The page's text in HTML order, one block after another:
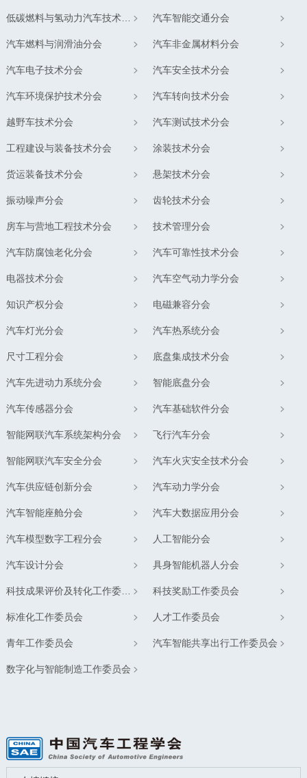
低碳燃料与氢动力汽车技术分会 汽车智能交通分会
汽车燃料与润滑油分会 汽车非金属材料分会
汽车电子技术分会 汽车安全技术分会
汽车环境保护技术分会 汽车转向技术分会
越野车技术分会 汽车测试技术分会
工程建设与装备技术分会 涂装技术分会
货运装备技术分会 悬架技术分会
振动噪声分会 齿轮技术分会
房车与营地工程技术分会 技术管理分会
汽车防腐蚀老化分会 汽车可靠性技术分会
电器技术分会 汽车空气动力学分会
知识产权分会 电磁兼容分会
汽车灯光分会 汽车热系统分会
尺寸工程分会 底盘集成技术分会
汽车先进动力系统分会 智能底盘分会
汽车传感器分会 汽车基础软件分会
智能网联汽车系统架构分会 飞行汽车分会
智能网联汽车安全分会 汽车火灾安全技术分会
汽车供应链创新分会 汽车动力学分会
汽车智能座舱分会 汽车大数据应用分会
汽车模型数字工程分会 人工智能分会
汽车设计分会 具身智能机器人分会
科技成果评价及转化工作委员会 科技奖励工作委员会
标准化工作委员会 人才工作委员会
青年工作委员会 汽车智能共享出行工作委员会
数字化与智能制造工作委员会